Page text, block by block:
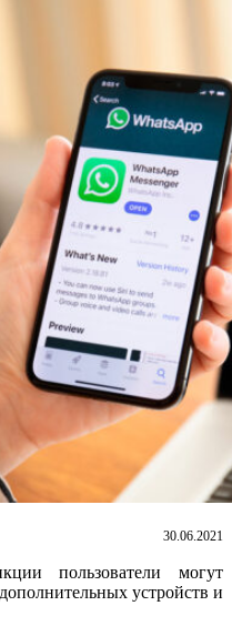
30.06.2021
пользователи могут
устройств и